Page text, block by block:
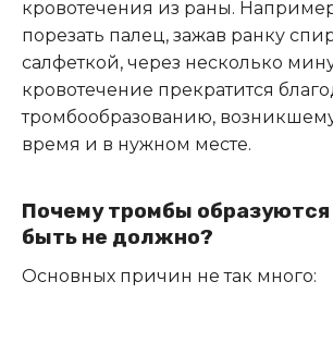
кровотечения из раны.
порезать палец, зажав ранку
салфеткой, через несколько
кровотечение прекратится
тромбообразованию,
время и в нужном месте.
Почему тромбы образуются
быть не должно?
Основных причин не так много: